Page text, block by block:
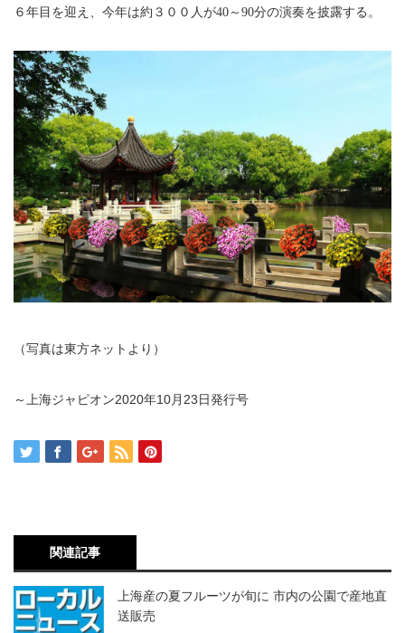
６年目を迎え、今年は約３００人が40 ～ 90分の演奏を披露する。
（写真は東方ネットより）
～上海ジャピオン2020年10月23日発行号
関連記事
上海産の夏フルーツが旬に 市内の公園で産地直
送販売